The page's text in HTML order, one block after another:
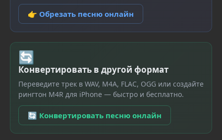
👉 Обрезать песню онлайн
🔄
Конвертировать в другой формат
Переведите трек в WAV, M4A, FLAC, OGG или создайте
рингтон M4R для iPhone — быстро и бесплатно.
🔄 Конвертировать песню онлайн